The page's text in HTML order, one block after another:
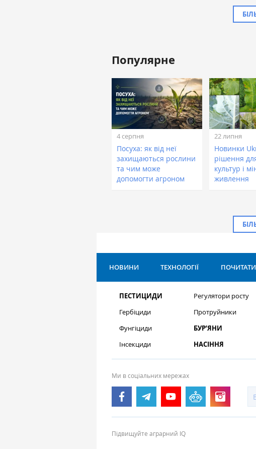
Популярне
4 серпня
Посуха: як від неї
захищаються рослини
та чим може
допомогти агроном
22 липня
Новинки
рішення
культур і
живлення
НОВИНИ ТЕХНОЛОГІЇ ПОЧИТАТИ
ПЕСТИЦИДИ
Гербіциди
Фунгіциди
Інсекциди
Регулятори росту
Протруйники
БУР’ЯНИ
НАСІННЯ
Ми в соціальних мережах
Підвищуйте аграрний IQ